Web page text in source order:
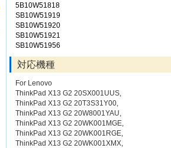
5B10W51818
SB10W51919
SB10W51920
SB10W51921
SB10W51956
対応機種
For Lenovo
ThinkPad X13 G2 20SX001UUS,
ThinkPad X13 G2 20T3S31Y00,
ThinkPad X13 G2 20W8001YAU,
ThinkPad X13 G2 20WK001MGE,
ThinkPad X13 G2 20WK001RGE,
ThinkPad X13 G2 20WK001XMX,